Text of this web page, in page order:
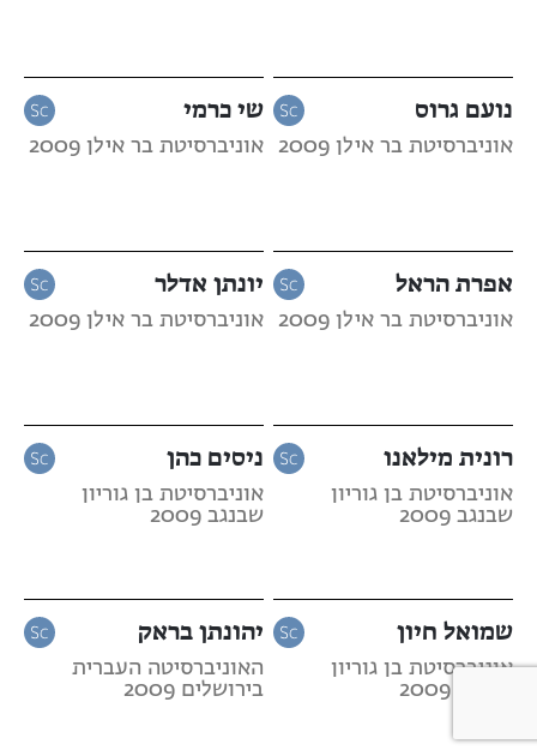
נועם גרוס
אוניברסיטת בר אילן 2009
שי כרמי
אוניברסיטת בר אילן 2009
אפרת הראל
אוניברסיטת בר אילן 2009
יונתן אדלר
אוניברסיטת בר אילן 2009
רונית מילאנו
אוניברסיטת בן גוריון
שבנגב 2009
ניסים כהן
אוניברסיטת בן גוריון
שבנגב 2009
שמואל חיון
אוניברסיטת בן גוריון
יהונתן בראק
האוניברסיטה העברית
בירושלים 2009